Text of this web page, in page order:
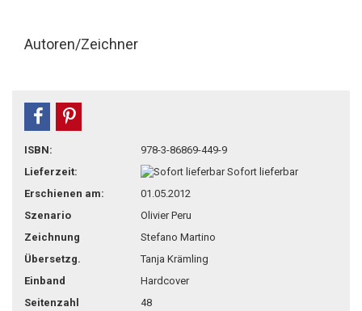
Autoren/Zeichner
teilen
ISBN:
978-3-86869-449-9
Lieferzeit:
Sofort lieferbar
Erschienen am:
01.05.2012
Szenario
Olivier Peru
Zeichnung
Stefano Martino
Übersetzg.
Tanja Krämling
Einband
Hardcover
Seitenzahl
48